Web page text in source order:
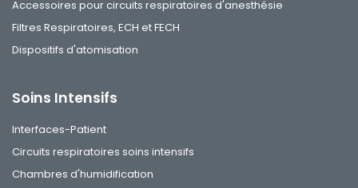
Accessoires pour circuits respiratoires d'anesthésie
Filtres Respiratoires, ECH et FECH
Dispositifs d'atomisation
Soins Intensifs
Interfaces-Patient
Circuits respiratoires soins intensifs
Chambres d'humidification